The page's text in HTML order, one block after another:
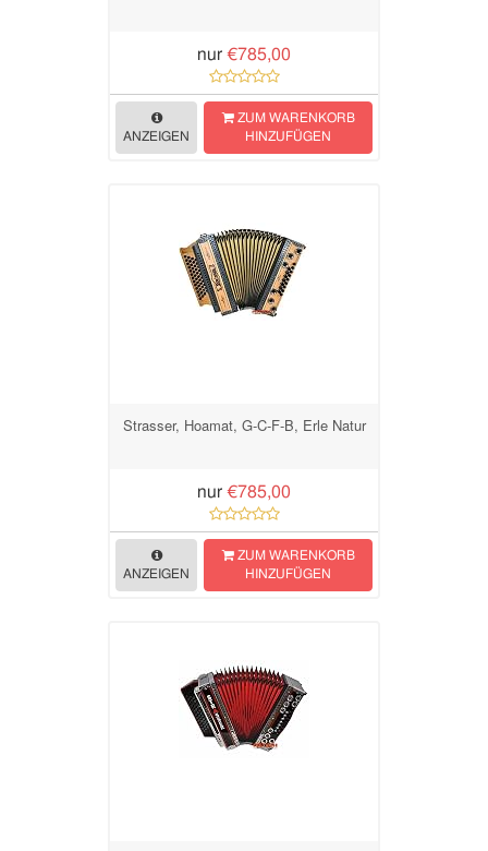
nur €785,00
ANZEIGEN
ZUM WARENKORB
HINZUFÜGEN
Strasser, Hoamat, G-C-F-B, Erle Natur
nur €785,00
ANZEIGEN
ZUM WARENKORB
HINZUFÜGEN